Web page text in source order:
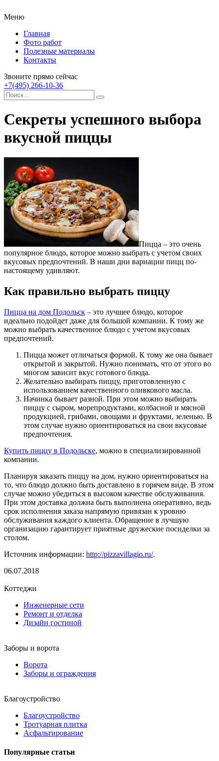
Меню
Главная
Фото работ
Полезные материалы
Контакты
Звоните прямо сейчас
+7(495) 266-10-36
Секреты успешного выбора
вкусной пиццы
Пицца – это очень
популярное блюдо, которое можно выбрать с учетом своих
вкусовых предпочтений. В наши дни вариации пицц по-
настоящему удивляют.
Как правильно выбрать пиццу
Пицца на дом Подольск – это лучшее блюдо, которое
идеально подойдет даже для большой компании. К тому же
можно выбрать качественное блюдо с учетом вкусовых
предпочтений.
Пицца может отличаться формой. К тому же она бывает
открытой и закрытой. Нужно понимать, что от этого во
многом зависит вкус готового блюда.
Желательно выбирать пиццу, приготовленную с
использованием качественного оливкового масла.
Начинка бывает разной. При этом можно выбирать
пиццу с сыром, морепродуктами, колбасной и мясной
продукцией, грибами, овощами и фруктами, зеленью. В
этом случае нужно ориентироваться на свои вкусовые
предпочтения.
Купить пиццу в Подольске, можно в специализированной
компании.
Планируя заказать пиццу на дом, нужно ориентироваться на
то, что блюдо должно быть доставлено в горячем виде. В этом
случае можно убедиться в высоком качестве обслуживания.
При этом доставка должна быть выполнена оперативно, ведь
срок исполнения заказа напрямую привязан к уровню
обслуживания каждого клиента. Обращение в лучшую
организацию гарантирует приятные дружеские посиделки за
столом.
Источник информации: http://pizzavillagio.ru/.
06.07.2018
Коттеджи
Инженерные сети
Ремонт и отделка
Дизайн гостиной
Заборы и ворота
Ворота
Заборы и ограждения
Благоустройство
Благоустройство
Тротуарная плитка
Асфальтирование
Популярные статьи